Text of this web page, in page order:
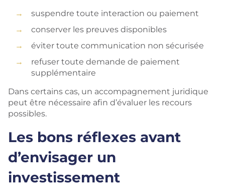
suspendre toute interaction ou paiement
conserver les preuves disponibles
éviter toute communication non sécurisée
refuser toute demande de paiement
supplémentaire
Dans certains cas, un accompagnement juridique
peut être nécessaire afin d’évaluer les recours
possibles.
Les bons réflexes avant
d’envisager un
investissement